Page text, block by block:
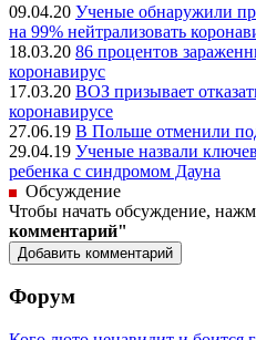
09.04.20 Ученые обнаружили
на 99% нейтрализовать
18.03.20 86 процентов
коронавирус
17.03.20 ВОЗ призывает
коронавирусе
27.06.19 В Польше отменили
29.04.19 Ученые назвали
ребенка с синдромом Дауна
Обсуждение
Чтобы начать обсуждение,
комментарий"
Форум